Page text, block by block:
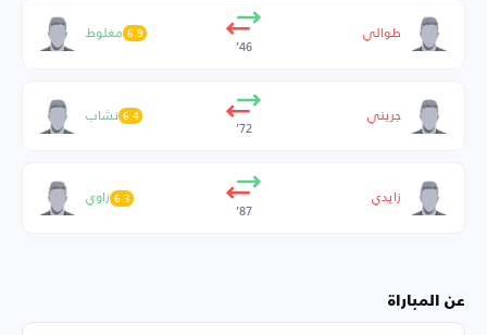
طوالي
46’
مغلوط6.9
جريني
72’
نشاب 6.4
زايدي
87’
زاوي 6.3
عن المباراة